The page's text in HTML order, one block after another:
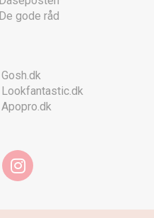
De gode råd
Gosh.dk
Lookfantastic.dk
Apopro.dk